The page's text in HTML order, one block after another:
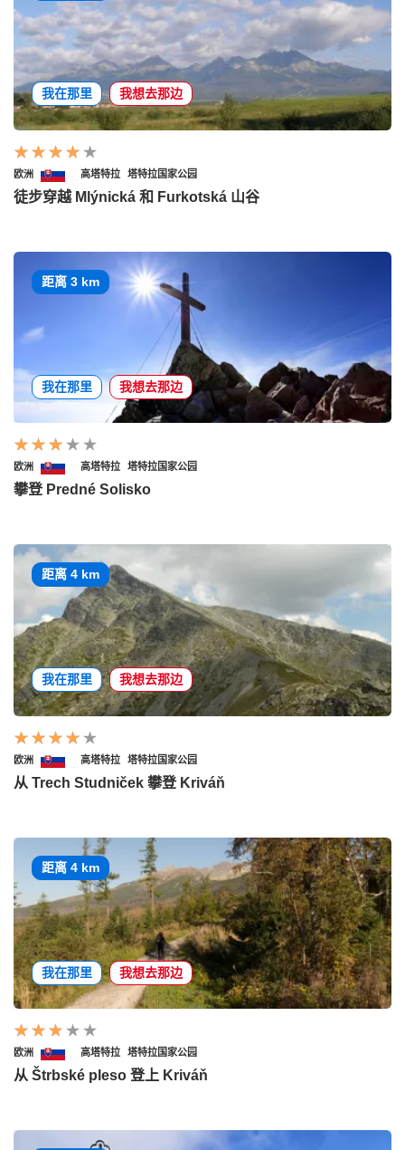
我在那里 我想去那边
欧洲 高塔特拉 塔特拉国家公园
徒步穿越 Mlýnická 和 Furkotská 山谷
距离 3 km
我在那里 我想去那边
欧洲 高塔特拉 塔特拉国家公园
攀登 Predné Solisko
距离 4 km
我在那里 我想去那边
欧洲 高塔特拉 塔特拉国家公园
从 Trech Studniček 攀登 Kriváň
距离 4 km
我在那里 我想去那边
欧洲 高塔特拉 塔特拉国家公园
从 Štrbské pleso 登上 Kriváň